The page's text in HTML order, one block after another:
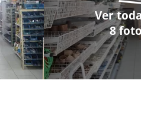
Ver
8
Ver
8
Ver
8
Ver
8
Ver
8
Ver
8
Ver
8
Ver
8